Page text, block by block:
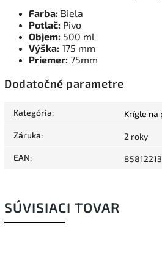
Farba: Biela
Potlač: Pivo
Objem: 500 ml
Výška: 175 mm
Priemer: 75mm
Dodatočné parametre
Kategória: Krígle na
Záruka: 2 roky
EAN:
SÚVISIACI TOVAR